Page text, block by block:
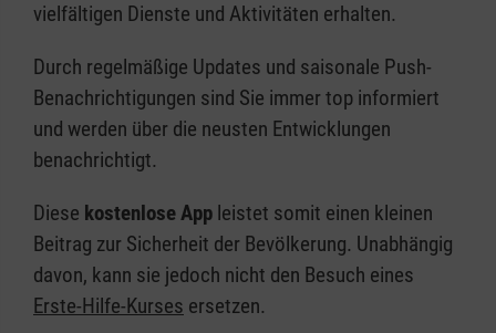
vielfältigen Dienste und Aktivitäten erhalten.
Durch regelmäßige Updates und saisonale Push-
Benachrichtigungen sind Sie immer top informiert
und werden über die neusten Entwicklungen
benachrichtigt.
Diese kostenlose App leistet somit einen kleinen
Beitrag zur Sicherheit der Bevölkerung. Unabhängig
davon, kann sie jedoch nicht den Besuch eines
Erste-Hilfe-Kurses ersetzen.